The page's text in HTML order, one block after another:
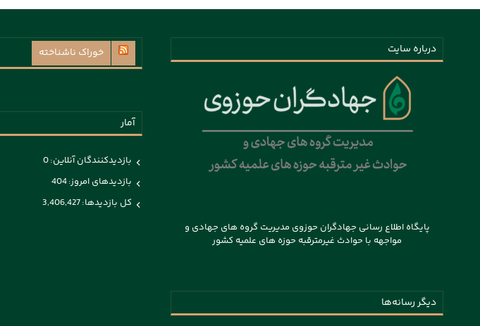
درباره سایت
پایگاه اطلاع رسانی جهادگران حوزوی مدیریت گروه های جهادی و
مواجهه با حوادث غیرمترقبه حوزه های علمیه کشور
دیگر رسانه‌ها
خوراک ناشناخته
آمار
بازدیدکنندگان آنلاین:0
بازدیدهای امروز:404
کل بازدیدها:3,406,427